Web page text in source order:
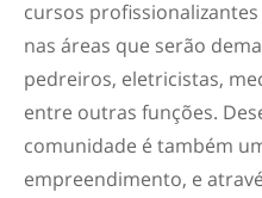
cursos
nas áreas que serão
pedreiros, eletricistas,
entre outras funções.
comunidade é também
empreendimento, e